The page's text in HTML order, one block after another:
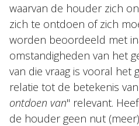
waarvan de houder zich
zich te ontdoen of zich
worden beoordeeld met
omstandigheden van het
van die vraag is vooral het
relatie tot de betekenis
ontdoen van" relevant.
de houder geen nut